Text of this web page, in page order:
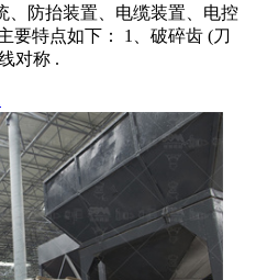
、防抬装置、电缆装置、电控
要特点如下： 1、破碎齿 (刀
对称 .